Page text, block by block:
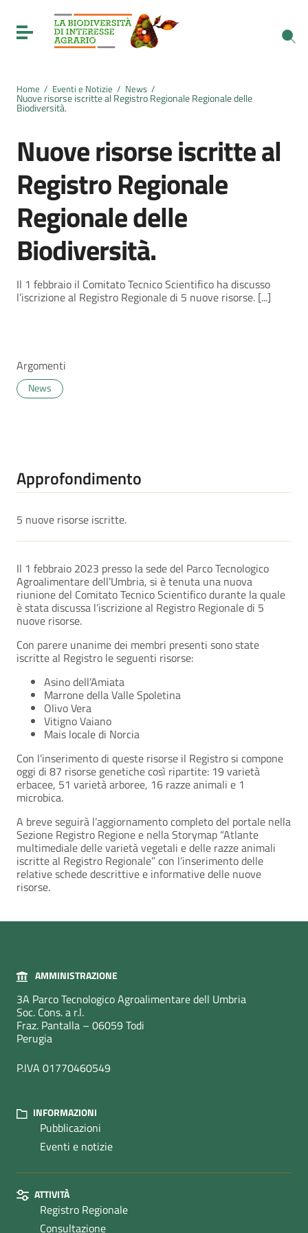
Vai al menu di navigazione
Vai al footer
Toggle navigation
Home / Eventi e Notizie / News /
Nuove risorse iscritte al Registro Regionale Regionale delle
Biodiversità.
Nuove risorse iscritte al
Registro Regionale
Regionale delle
Biodiversità.
Il 1 febbraio il Comitato Tecnico Scientifico ha discusso
l’iscrizione al Registro Regionale di 5 nuove risorse. [...]
Argomenti
News
Approfondimento
5 nuove risorse iscritte.
Il 1 febbraio 2023 presso la sede del Parco Tecnologico
Agroalimentare dell’Umbria, si è tenuta una nuova
riunione del Comitato Tecnico Scientifico durante la quale
è stata discussa l’iscrizione al Registro Regionale di 5
nuove risorse.
Con parere unanime dei membri presenti sono state
iscritte al Registro le seguenti risorse:
Asino dell’Amiata
Marrone della Valle Spoletina
Olivo Vera
Vitigno Vaiano
Mais locale di Norcia
Con l’inserimento di queste risorse il Registro si compone
oggi di 87 risorse genetiche così ripartite: 19 varietà
erbacee, 51 varietà arboree, 16 razze animali e 1
microbica.
A breve seguirà l’aggiornamento completo del portale nella
Sezione Registro Regione e nella Storymap “Atlante
multimediale delle varietà vegetali e delle razze animali
iscritte al Registro Regionale” con l’inserimento delle
relative schede descrittive e informative delle nuove
risorse.
AMMINISTRAZIONE
3A Parco Tecnologico Agroalimentare dell Umbria
Soc. Cons. a r.l.
Fraz. Pantalla – 06059 Todi
Perugia
P.IVA 01770460549
INFORMAZIONI
Pubblicazioni
Eventi e notizie
ATTIVITÀ
Registro Regionale
Consultazione